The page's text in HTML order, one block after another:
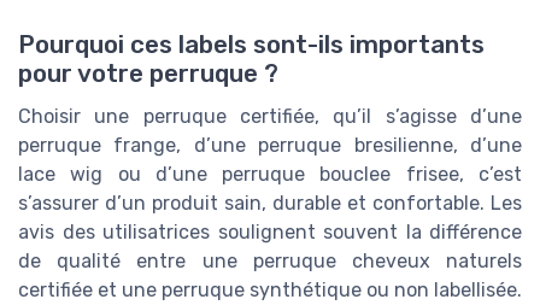
Pourquoi ces labels sont-ils importants
pour votre perruque ?
Choisir une perruque certifiée, qu’il s’agisse d’une
perruque frange, d’une perruque bresilienne, d’une
lace wig ou d’une perruque bouclee frisee, c’est
s’assurer d’un produit sain, durable et confortable. Les
avis des utilisatrices soulignent souvent la différence
de qualité entre une perruque cheveux naturels
certifiée et une perruque synthétique ou non labellisée.